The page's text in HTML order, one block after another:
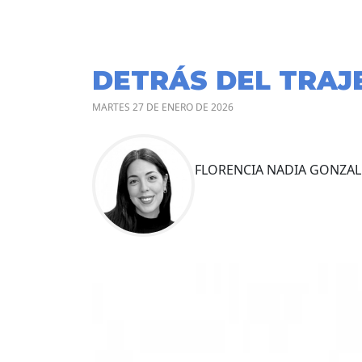
DETRÁS DEL
MARTES 27 DE ENERO DE 2026
FLORENCIA NADIA